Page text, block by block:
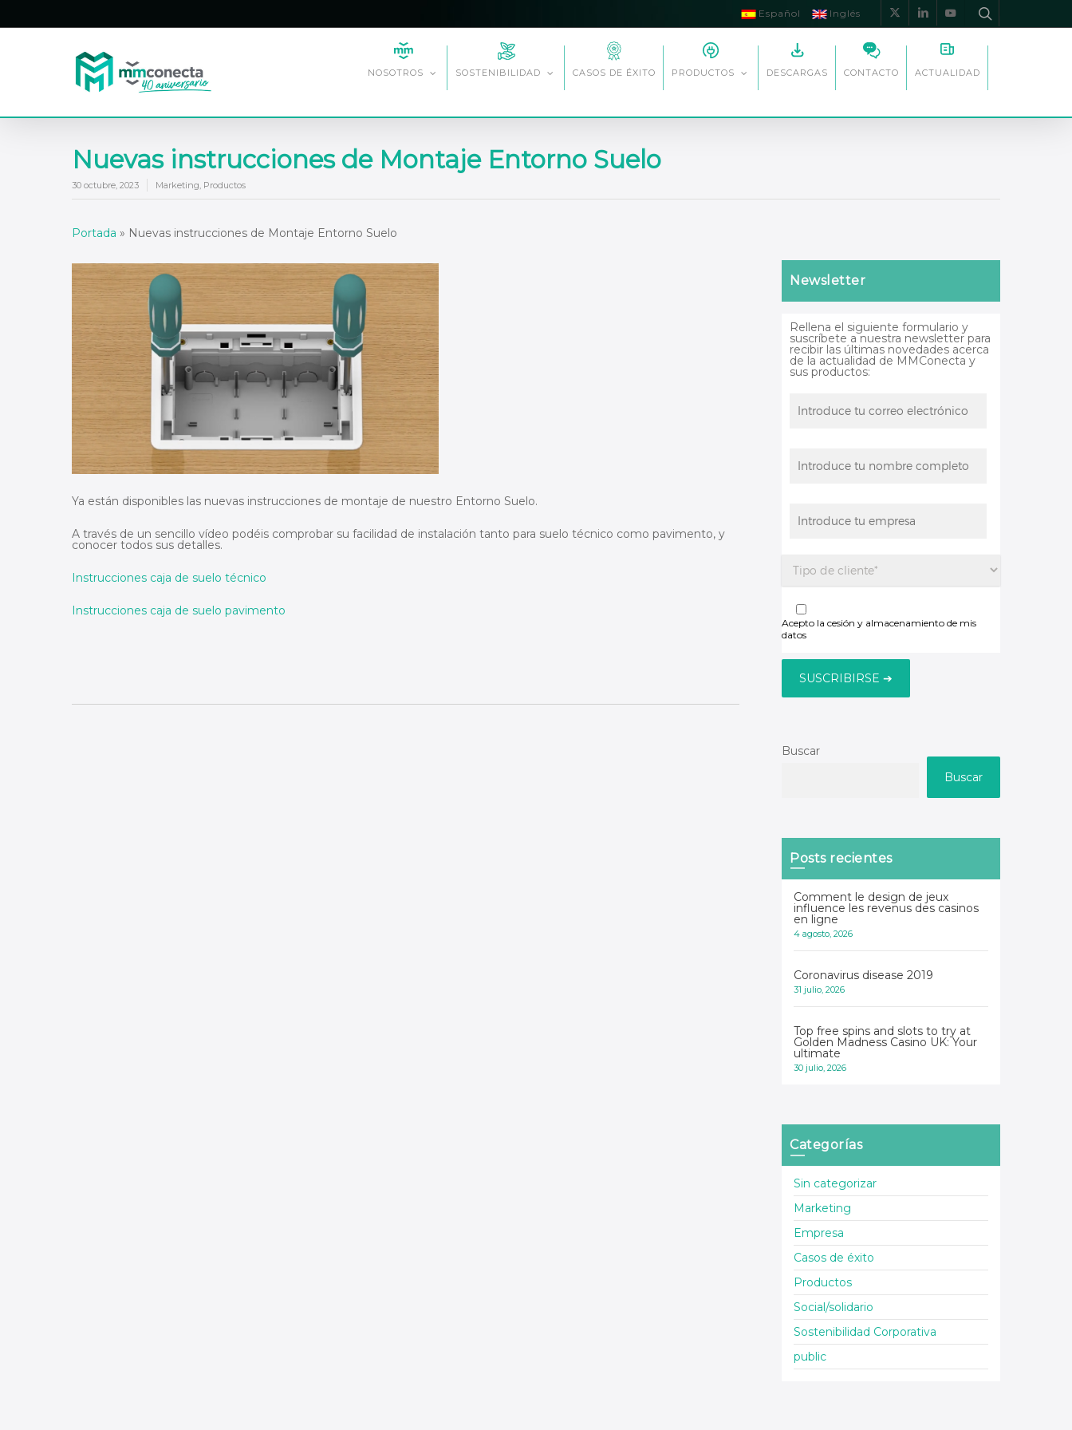
main
x-
linkedinyoutube
Español Inglés
NOSOTROS SOSTENIBILIDAD CASOS DE ÉXITO PRODUCTOS DESCARGAS CONTACTO ACTUALIDAD
Nuevas instrucciones de Montaje Entorno Suelo
30 octubre, 2023 Marketing, Productos
Portada » Nuevas instrucciones de Montaje Entorno Suelo
Ya están disponibles las nuevas instrucciones de montaje de nuestro Entorno Suelo.
A través de un sencillo vídeo podéis comprobar su facilidad de instalación tanto para suelo técnico como pavimento, y
conocer todos sus detalles.
Instrucciones caja de suelo técnico
Instrucciones caja de suelo pavimento
Newsletter
Rellena el siguiente formulario y
suscríbete a nuestra newsletter para
recibir las últimas novedades acerca
de la actualidad de MMConecta y
sus productos:
Acepto la cesión y almacenamiento de mis
datos
Buscar
Buscar
Posts recientes
Comment le design de jeux
influence les revenus des casinos
en ligne
4 agosto, 2026
Coronavirus disease 2019
31 julio, 2026
Top free spins and slots to try at
Golden Madness Casino UK: Your
ultimate
30 julio, 2026
Categorías
Sin categorizar
Marketing
Empresa
Casos de éxito
Productos
Social/solidario
Sostenibilidad Corporativa
public